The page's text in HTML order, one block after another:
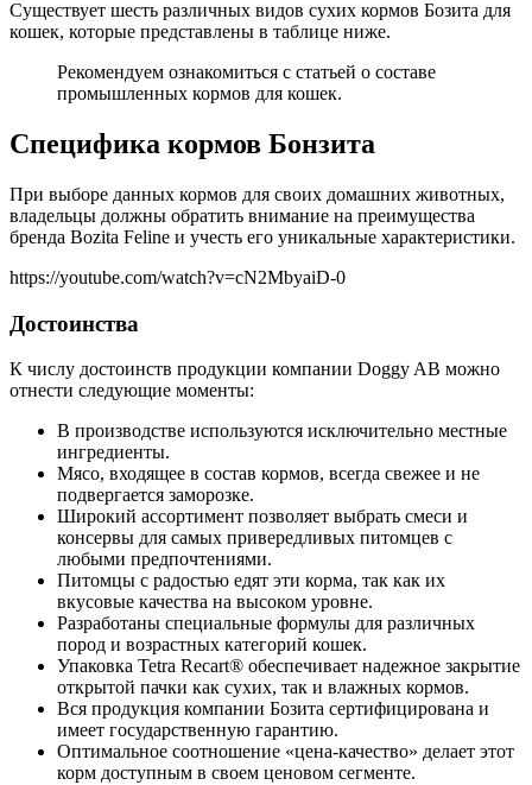
Существует шесть различных видов сухих кормов Бозита для
кошек, которые представлены в таблице ниже.
Рекомендуем ознакомиться с статьей о составе
промышленных кормов для кошек.
Специфика кормов Бонзита
При выборе данных кормов для своих домашних животных,
владельцы должны обратить внимание на преимущества
бренда Bozita Feline и учесть его уникальные характеристики.
https://youtube.com/watch?v=cN2MbyaiD-0
Достоинства
К числу достоинств продукции компании Doggy AB можно
отнести следующие моменты:
В производстве используются исключительно местные
ингредиенты.
Мясо, входящее в состав кормов, всегда свежее и не
подвергается заморозке.
Широкий ассортимент позволяет выбрать смеси и
консервы для самых привередливых питомцев с
любыми предпочтениями.
Питомцы с радостью едят эти корма, так как их
вкусовые качества на высоком уровне.
Разработаны специальные формулы для различных
пород и возрастных категорий кошек.
Упаковка Tetra Recart® обеспечивает надежное закрытие
открытой пачки как сухих, так и влажных кормов.
Вся продукция компании Бозита сертифицирована и
имеет государственную гарантию.
Оптимальное соотношение «цена-качество» делает этот
корм доступным в своем ценовом сегменте.